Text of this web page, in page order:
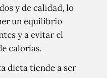
y de calidad, lo
un equilibrio
y a evitar el
calorías.
dieta tiende a ser